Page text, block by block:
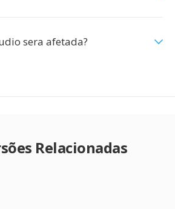
sera afetada?
Relacionadas